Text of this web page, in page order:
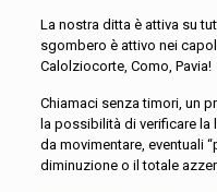
La nostra ditta è attiva su
sgombero è attivo nei
Calolziocorte, Como, Pavia!
Chiamaci senza timori, un
la possibilità di verificare
da movimentare, eventuali
diminuzione o il totale